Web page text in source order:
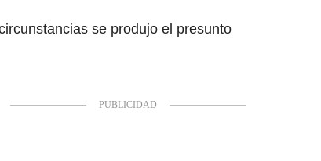
se produjo el presunto